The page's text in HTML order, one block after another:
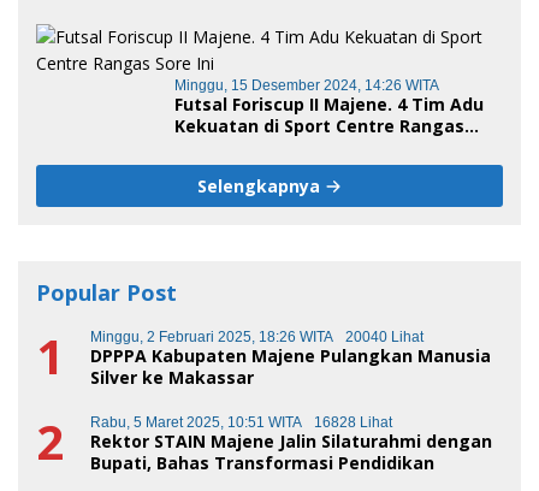
Minggu, 15 Desember 2024, 14:26 WITA
Futsal Foriscup II Majene. 4 Tim Adu
Kekuatan di Sport Centre Rangas
Selengkapnya
Popular Post
1 Minggu, 2 Februari 2025, 18:26 WITA 20040 Lihat
DPPPA Kabupaten Majene Pulangkan Manusia
Silver ke Makassar
2 Rabu, 5 Maret 2025, 10:51 WITA 16828 Lihat
Rektor STAIN Majene Jalin Silaturahmi dengan
Bupati, Bahas Transformasi Pendidikan